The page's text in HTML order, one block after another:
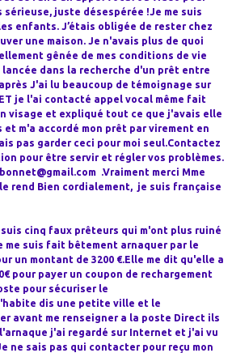
sérieuse, juste désespérée !Je me suis
enfants. J’étais obligée de rester chez
une maison. Je n'avais plus de quoi
gênée de mes conditions de vie
lancée dans la recherche d'un prêt entre
J'ai lu beaucoup de témoignage sur
je l'ai contacté appel vocal même fait
visage et expliqué tout ce que j'avais elle
et m'a accordé mon prêt par virement en
pas garder ceci pour moi seul.Contactez
pour être servir et régler vos problèmes.
.Vraiment merci Mme
le rend Bien cordialement, je suis française
cinq faux prêteurs qui m'ont plus ruiné
me suis fait bêtement arnaquer par le
un montant de 3200 €.Elle me dit qu'elle a
pour payer un coupon de rechargement
pour sécuriser le
dis une petite ville et le
avant me renseigner a la poste Direct ils
j'ai regardé sur Internet et j'ai vu
ne sais pas qui contacter pour reçu mon